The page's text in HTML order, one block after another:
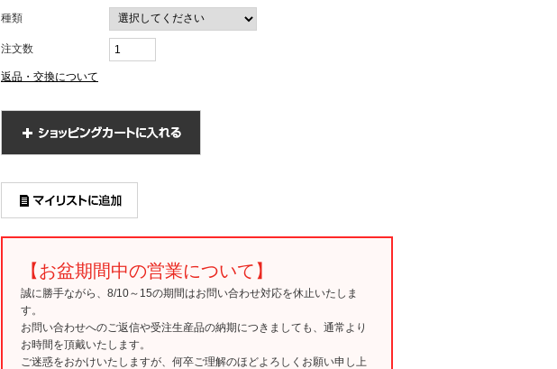
種類
注文数
返品・交換について
【お盆期間中の営業について】
誠に勝手ながら、8/10～15の期間はお問い合わせ対応を休止いたしま
す。
お問い合わせへのご返信や受注生産品の納期につきましても、通常より
お時間を頂戴いたします。
ご迷惑をおかけいたしますが、何卒ご理解のほどよろしくお願い申し上